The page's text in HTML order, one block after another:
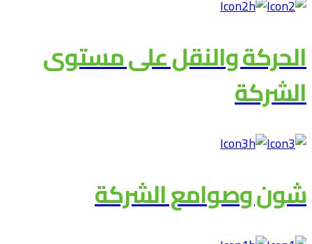
الحركة والنقل على مستوى
الشركة
شون وصوامع الشركة